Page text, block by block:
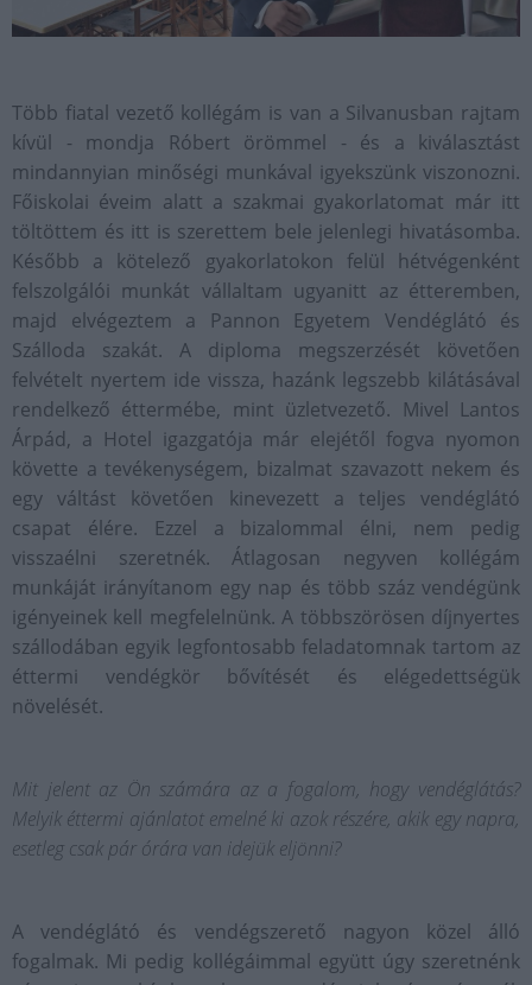
Több fiatal vezető kollégám is van a Silvanusban rajtam
kívül - mondja Róbert örömmel - és a kiválasztást
mindannyian minőségi munkával igyekszünk viszonozni.
Főiskolai éveim alatt a szakmai gyakorlatomat már itt
töltöttem és itt is szerettem bele jelenlegi hivatásomba.
Később a kötelező gyakorlatokon felül hétvégenként
felszolgálói munkát vállaltam ugyanitt az étteremben,
majd elvégeztem a Pannon Egyetem Vendéglátó és
Szálloda szakát. A diploma megszerzését követően
felvételt nyertem ide vissza, hazánk legszebb kilátásával
rendelkező éttermébe, mint üzletvezető. Mivel Lantos
Árpád, a Hotel igazgatója már elejétől fogva nyomon
követte a tevékenységem, bizalmat szavazott nekem és
egy váltást követően kinevezett a teljes vendéglátó
csapat élére. Ezzel a bizalommal élni, nem pedig
visszaélni szeretnék. Átlagosan negyven kollégám
munkáját irányítanom egy nap és több száz vendégünk
igényeinek kell megfelelnünk. A többszörösen díjnyertes
szállodában egyik legfontosabb feladatomnak tartom az
éttermi vendégkör bővítését és elégedettségük
növelését.
Mit jelent az Ön számára az a fogalom, hogy vendéglátás?
Melyik éttermi ajánlatot emelné ki azok részére, akik egy napra,
esetleg csak pár órára van idejük eljönni?
A vendéglátó és vendégszerető nagyon közel álló
fogalmak. Mi pedig kollégáimmal együtt úgy szeretnénk